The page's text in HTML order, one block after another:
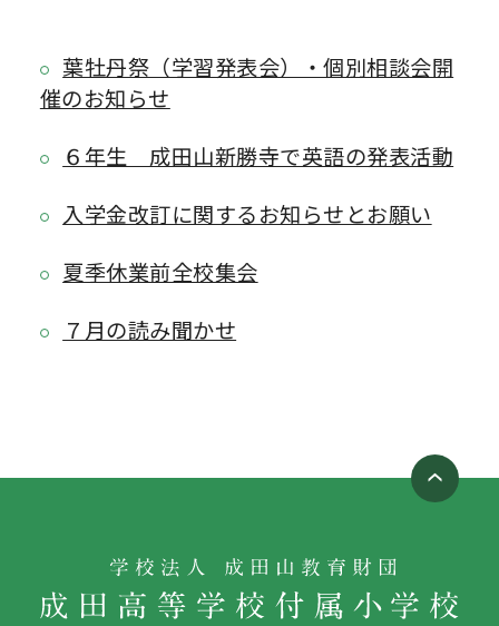
葉牡丹祭（学習発表会）・個別相談会開
催のお知らせ
６年生 成田山新勝寺で英語の発表活動
入学金改訂に関するお知らせとお願い
夏季休業前全校集会
７月の読み聞かせ